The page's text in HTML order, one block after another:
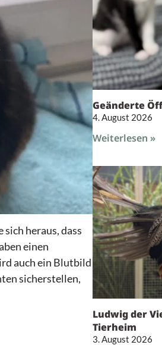
heraus, dass
einen
auch ein Blutbild
sicherstellen,
Geänderte
4. August 2026
Weiterlesen »
Ludwig der
Tierheim
3. August 2026